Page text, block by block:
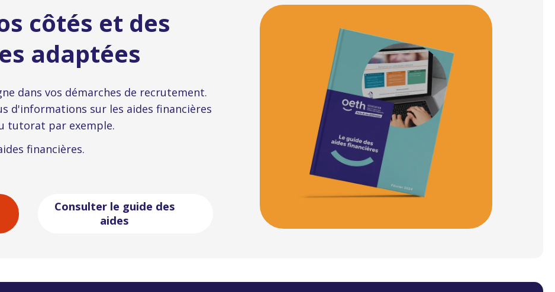
côtés et des
adaptées
dans vos démarches de recrutement.
d'informations sur les aides financières
tutorat par exemple.
financières.
Consulter le guide des
aides